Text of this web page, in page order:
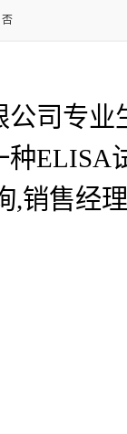
否
司专
ELISA
,销售经